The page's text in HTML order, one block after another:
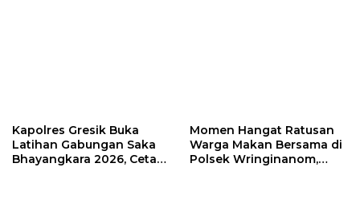
Kapolres Gresik Buka
Latihan Gabungan Saka
Bhayangkara 2026, Cetak
Momen Hangat Ratusan
Warga Makan Bersama di
Polsek Wringinanom,